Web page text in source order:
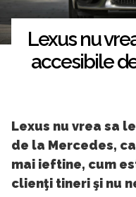
Lexus nu
accesibile
Lexus nu vrea sa
de la Mercedes,
mai ieftine, cum
clienţi tineri şi nu